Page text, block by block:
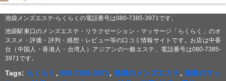
池袋メンズエステ-らくらくの電話番号は080-7385-3971です。
池袋駅東口のメンズエステ・リラクゼーション・マッサージ「らくらく」のオ
ススメ・評価・評判・感想・レビュー等の口コミ情報サイトです。お店は中香
台（中国人・香港人・台湾人）アジアンの一般エステ、電話番号は080-7385-
3971です。
Tags: らくらく ,080-7385-3971,池袋のメンズエステ, 池袋のマッ